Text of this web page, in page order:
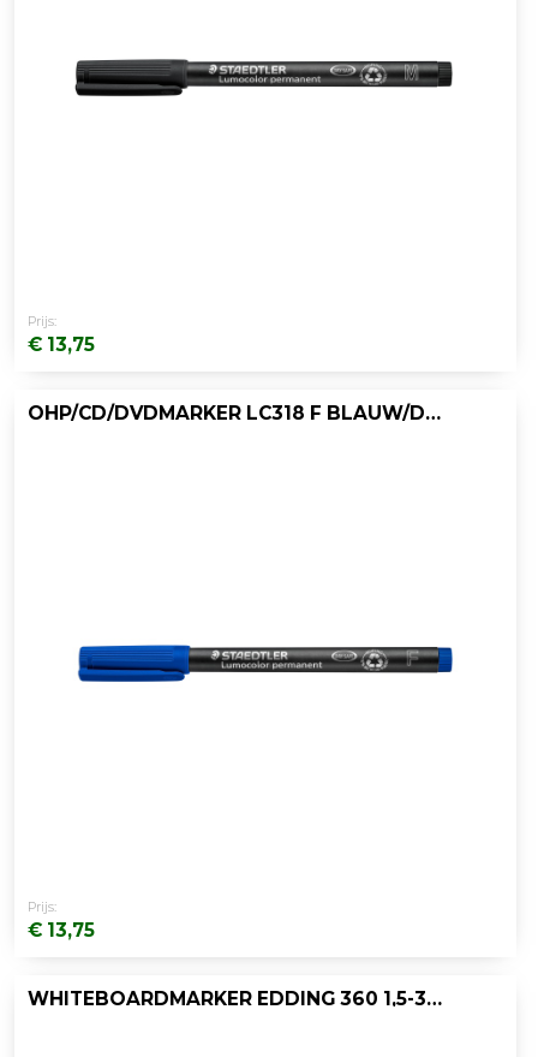
Prijs:
€ 13,75
OHP/CD/DVDMARKER LC318 F BLAUW/DOOS 10
Prijs:
€ 13,75
WHITEBOARDMARKER EDDING 360 1,5-3 ZW/D10